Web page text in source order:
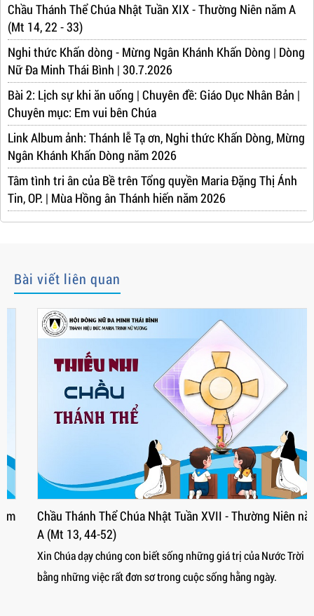
Chầu Thánh Thể Chúa Nhật Tuần XIX - Thường Niên năm A
(Mt 14, 22 - 33)
Nghi thức Khấn dòng - Mừng Ngân Khánh Khấn Dòng | Dòng
Nữ Đa Minh Thái Bình | 30.7.2026
Bài 2: Lịch sự khi ăn uống | Chuyên đề: Giáo Dục Nhân Bản |
Chuyên mục: Em vui bên Chúa
Link Album ảnh: Thánh lễ Tạ ơn, Nghi thức Khấn Dòng, Mừng
Ngân Khánh Khấn Dòng năm 2026
Tâm tình tri ân của Bề trên Tổng quyền Maria Đặng Thị Ánh
Tin, OP. | Mùa Hồng ân Thánh hiến năm 2026
Bài viết liên quan
Chầu Thánh Thể Chúa Nhật Tuần XVII - Thường Niên năm
A (Mt 13, 44-52)
Xin Chúa dạy chúng con biết sống những giá trị của Nước Trời
bằng những việc rất đơn sơ trong cuộc sống hằng ngày.